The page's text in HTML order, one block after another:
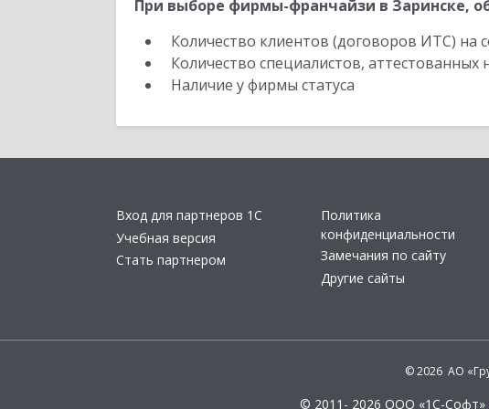
При выборе фирмы-франчайзи в Заринске,
Количество клиентов (договоров ИТС)
Количество специалистов,
Наличие у фирмы статуса
Вход для партнеров 1С
Учебная версия
Стать партнером
Политика
конфиденциальности
Замечания по сайту
Другие сайты
© 2026 АО
© 2011- 2026 ООО «1С-Софт»